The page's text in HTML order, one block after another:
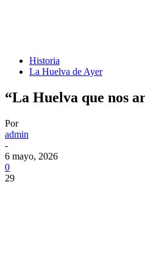
Historia
La Huelva de Ayer
“La Huelva que nos
Por
admin
-
6 mayo, 2026
0
29